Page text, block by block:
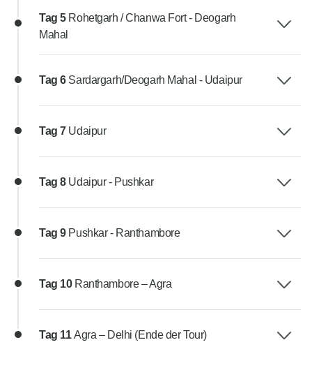
Tag 5 Rohetgarh / Chanwa Fort - Deogarh
Mahal
Tag 6 Sardargarh/Deogarh Mahal - Udaipur
Tag 7 Udaipur
Tag 8 Udaipur - Pushkar
Tag 9 Pushkar - Ranthambore
Tag 10 Ranthambore – Agra
Tag 11Agra – Delhi (Ende der Tour)